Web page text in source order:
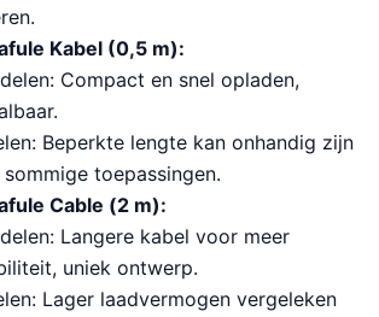
Kabel (0,5 m):
Compact en snel opladen,
Beperkte lengte kan onhandig zijn
toepassingen.
Cable (2 m):
Langere kabel voor meer
uniek ontwerp.
Lager laadvermogen vergeleken